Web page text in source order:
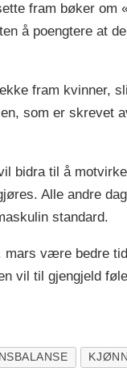
fram bøker om
å poengtere at
fram kvinner,
som er skrevet
bidra til å
Alle andre
standard.
være bedre
vil til gjengjeld
KJØNN